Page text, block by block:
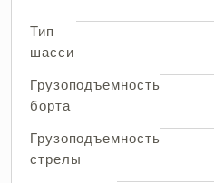
Тип
шасси
Грузоподъемность
борта
Грузоподъемность
стрелы